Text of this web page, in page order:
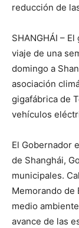
reducción de
SHANGHÁI –
viaje de una
domingo a
asociación
gigafábrica de
vehículos
El Gobernador
de Shanghái,
municipales.
Memorando de
medio
avance de las